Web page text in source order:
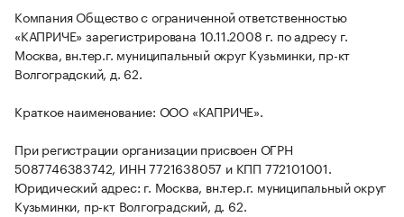
Компания Общество с ограниченной ответственностью
«КАПРИЧЕ» зарегистрирована 10.11.2008 г. по адресу г.
Москва, вн.тер.г. муниципальный округ Кузьминки, пр-кт
Волгоградский, д. 62.
Краткое наименование: ООО «КАПРИЧЕ».
При регистрации организации присвоен ОГРН
5087746383742, ИНН 7721638057 и КПП 772101001.
Юридический адрес: г. Москва, вн.тер.г. муниципальный округ
Кузьминки, пр-кт Волгоградский, д. 62.